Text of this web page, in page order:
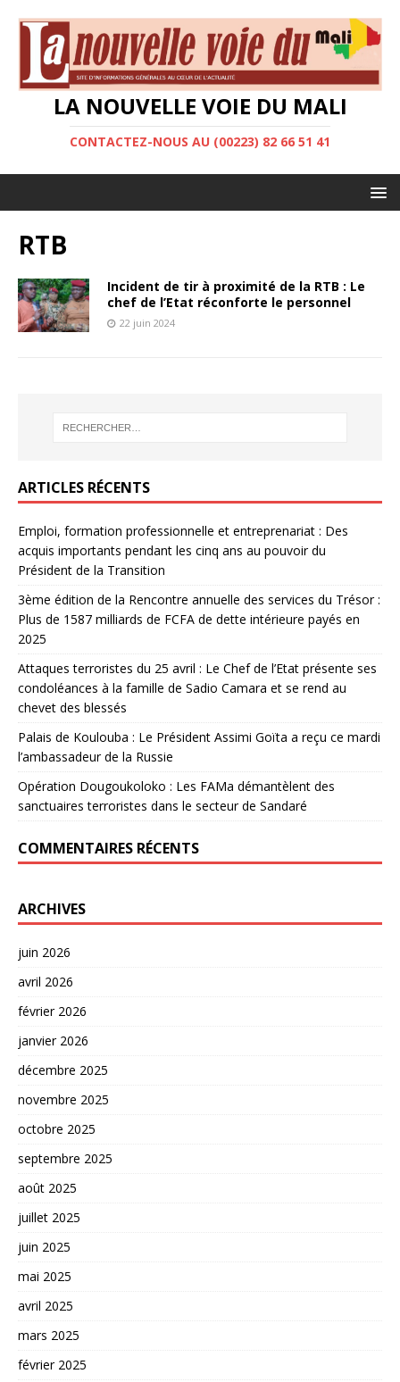
LA NOUVELLE VOIE DU MALI
CONTACTEZ-NOUS AU (00223) 82 66 51 41
RTB
Incident de tir à proximité de la RTB : Le
chef de l’Etat réconforte le personnel
22 juin 2024
ARTICLES RÉCENTS
Emploi, formation professionnelle et entreprenariat : Des
acquis importants pendant les cinq ans au pouvoir du
Président de la Transition
3ème édition de la Rencontre annuelle des services du Trésor :
Plus de 1587 milliards de FCFA de dette intérieure payés en
2025
Attaques terroristes du 25 avril : Le Chef de l’Etat présente ses
condoléances à la famille de Sadio Camara et se rend au
chevet des blessés
Palais de Koulouba : Le Président Assimi Goïta a reçu ce mardi
l’ambassadeur de la Russie
Opération Dougoukoloko : Les FAMa démantèlent des
sanctuaires terroristes dans le secteur de Sandaré
COMMENTAIRES RÉCENTS
ARCHIVES
juin 2026
avril 2026
février 2026
janvier 2026
décembre 2025
novembre 2025
octobre 2025
septembre 2025
août 2025
juillet 2025
juin 2025
mai 2025
avril 2025
mars 2025
février 2025